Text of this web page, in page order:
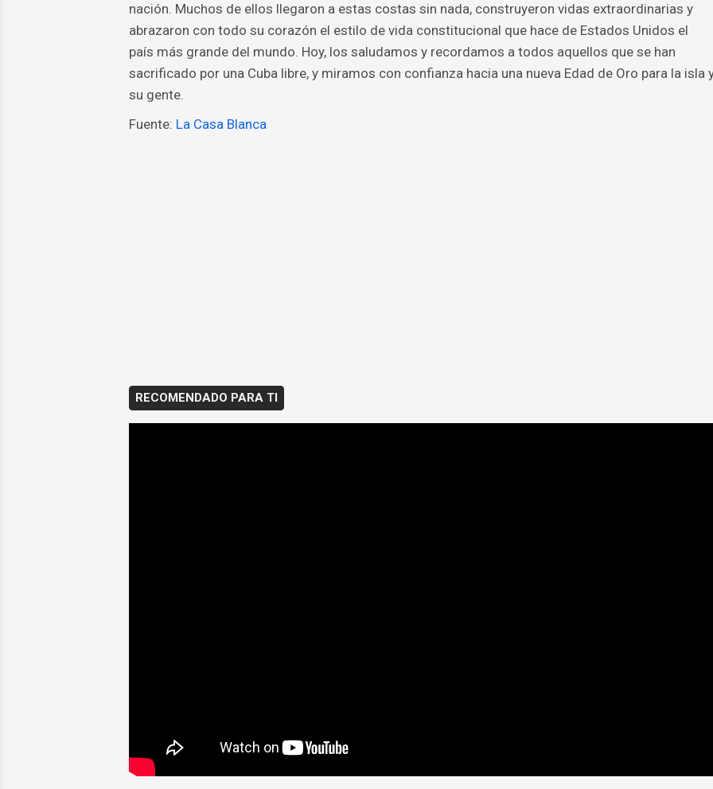
nación. Muchos de ellos llegaron a estas costas sin nada, construyeron vidas extraordinarias y
abrazaron con todo su corazón el estilo de vida constitucional que hace de Estados Unidos el
país más grande del mundo. Hoy, los saludamos y recordamos a todos aquellos que se han
sacrificado por una Cuba libre, y miramos con confianza hacia una nueva Edad de Oro para la isla
su gente.
Fuente: La Casa Blanca
RECOMENDADO PARA TI